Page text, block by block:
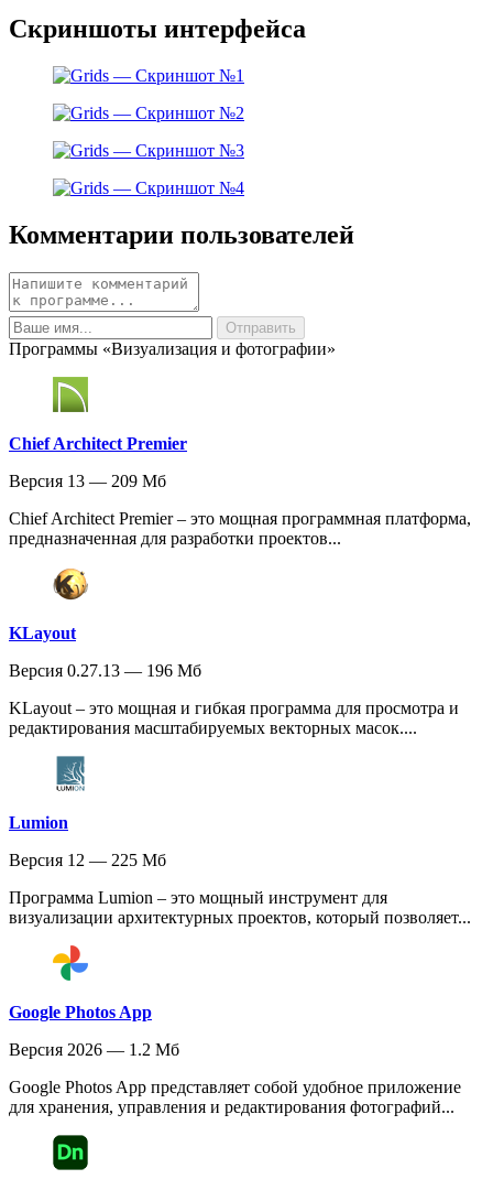
Скриншоты интерфейса
Комментарии пользователей
Программы «Визуализация и фотографии»
Chief Architect Premier
Версия 13 — 209 Мб
Chief Architect Premier – это мощная программная платформа,
предназначенная для разработки проектов...
KLayout
Версия 0.27.13 — 196 Мб
KLayout – это мощная и гибкая программа для просмотра и
редактирования масштабируемых векторных масок....
Lumion
Версия 12 — 225 Мб
Программа Lumion – это мощный инструмент для
визуализации архитектурных проектов, который позволяет...
Google Photos App
Версия 2026 — 1.2 Мб
Google Photos App представляет собой удобное приложение
для хранения, управления и редактирования фотографий...